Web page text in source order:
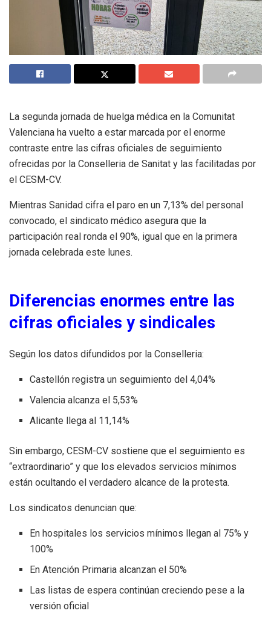
La segunda jornada de huelga médica en la Comunitat
Valenciana ha vuelto a estar marcada por el enorme
contraste entre las cifras oficiales de seguimiento
ofrecidas por la Conselleria de Sanitat y las facilitadas por
el CESM-CV.
Mientras Sanidad cifra el paro en un 7,13% del personal
convocado, el sindicato médico asegura que la
participación real ronda el 90%, igual que en la primera
jornada celebrada este lunes.
Diferencias enormes entre las
cifras oficiales y sindicales
Según los datos difundidos por la Conselleria:
Castellón registra un seguimiento del 4,04%
Valencia alcanza el 5,53%
Alicante llega al 11,14%
Sin embargo, CESM-CV sostiene que el seguimiento es
“extraordinario” y que los elevados servicios mínimos
están ocultando el verdadero alcance de la protesta.
Los sindicatos denuncian que:
En hospitales los servicios mínimos llegan al 75% y
100%
En Atención Primaria alcanzan el 50%
Las listas de espera continúan creciendo pese a la
versión oficial